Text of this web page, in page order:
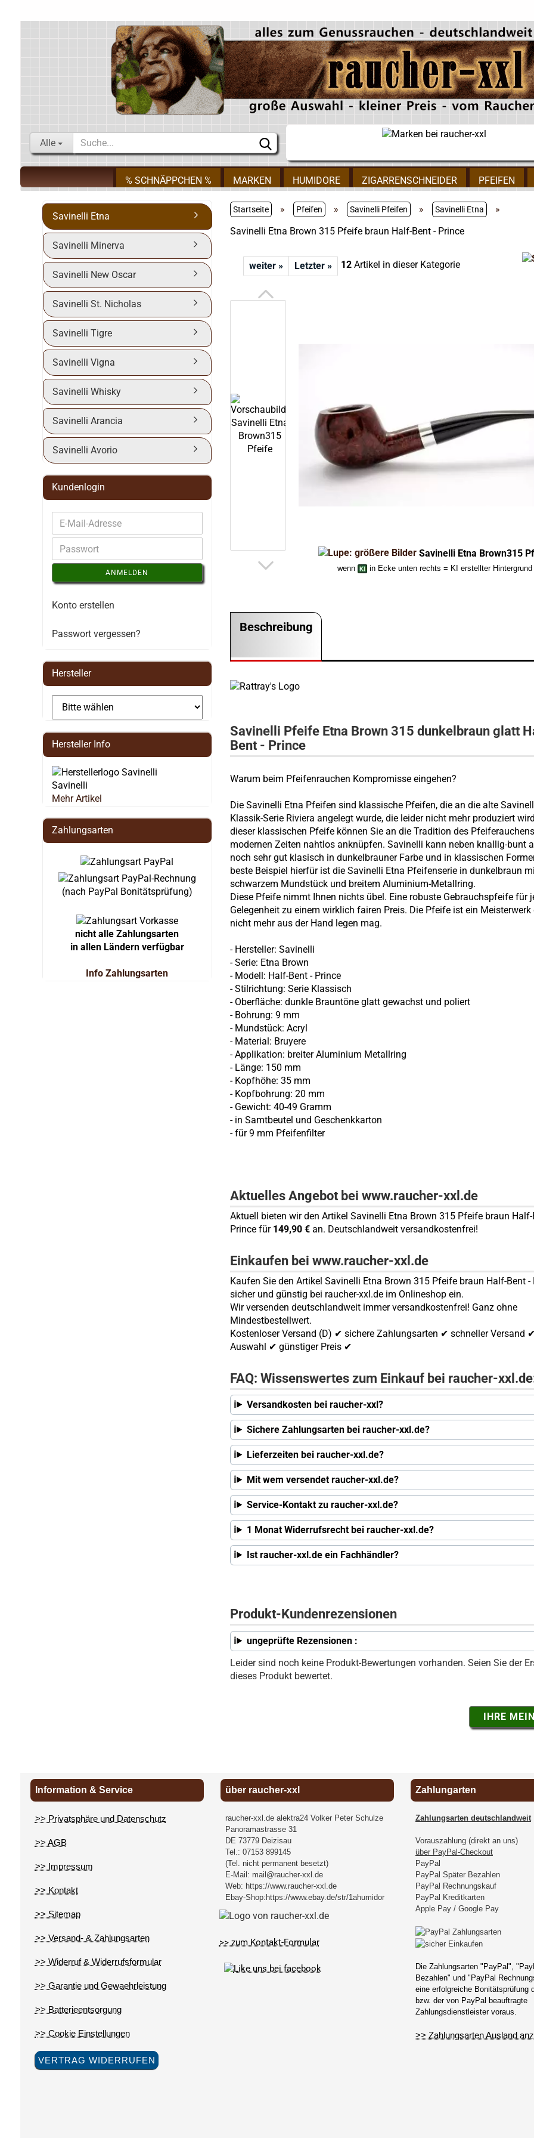
Alle
% SCHNÄPPCHEN % MARKEN HUMIDORE ZIGARRENSCHNEIDER PFEIFEN
Startseite » Pfeifen » Savinelli Pfeifen » Savinelli Etna
»
Savinelli Etna Brown 315 Pfeife braun Half-Bent - Prince
weiter » Letzter » 12 Artikel in dieser Kategorie
Savinelli Etna Brown315
wenn in Ecke unten rechts = KI erstellter Hintergrund
Beschreibung
Savinelli Pfeife Etna Brown 315 dunkelbraun glatt
Bent - Prince
Warum beim Pfeifenrauchen Kompromisse eingehen?
Die Savinelli Etna Pfeifen sind klassische Pfeifen, die an die alte
Klassik-Serie Riviera angelegt wurde, die leider nicht mehr produziert
dieser klassischen Pfeife können Sie an die Tradition des
modernen Zeiten nahtlos anknüpfen. Savinelli kann neben knallig-bunt
noch sehr gut klasisch in dunkelbrauner Farbe und in klassischen
beste Beispiel hierfür ist die Savinelli Etna Pfeifenserie in dunkelbraun
schwarzem Mundstück und breitem Aluminium-Metallring.
Diese Pfeife nimmt Ihnen nichts übel. Eine robuste Gebrauchspfeife für
Gelegenheit zu einem wirklich fairen Preis. Die Pfeife ist ein
nicht mehr aus der Hand legen mag.
- Hersteller:Savinelli
- Serie: Etna Brown
- Modell: Half-Bent - Prince
- Stilrichtung: Serie Klassisch
- Oberfläche: dunkle Brauntöne glatt gewachst und poliert
- Bohrung: 9 mm
- Mundstück: Acryl
- Material: Bruyere
- Applikation: breiter Aluminium Metallring
- Länge: 150 mm
- Kopfhöhe: 35 mm
- Kopfbohrung: 20 mm
- Gewicht: 40-49 Gramm
- in Samtbeutel und Geschenkkarton
- für 9 mm Pfeifenfilter
Aktuelles Angebot bei www.raucher-xxl.de
Aktuell bieten wir den Artikel Savinelli Etna Brown 315 Pfeife braun Half-
Prince für 149,90 € an. Deutschlandweit versandkostenfrei!
Einkaufen bei www.raucher-xxl.de
Kaufen Sie den Artikel Savinelli Etna Brown 315 Pfeife braun Half-Bent -
sicher und günstig bei raucher-xxl.de im Onlineshop ein.
Wir versenden deutschlandweit immer versandkostenfrei! Ganz ohne
Mindestbestellwert.
Kostenloser Versand (D) ✔ sichere Zahlungsarten ✔ schneller Versand
Auswahl ✔ günstiger Preis ✔
FAQ: Wissenswertes zum Einkauf bei raucher-
Versandkosten bei raucher-xxl?
Sichere Zahlungsarten bei raucher-xxl.de?
Lieferzeiten bei raucher-xxl.de?
Mit wem versendet raucher-xxl.de?
Service-Kontakt zu raucher-xxl.de?
1 Monat Widerrufsrecht bei raucher-xxl.de?
Ist raucher-xxl.de ein Fachhändler?
Produkt-Kundenrezensionen
ungeprüfte Rezensionen :
Leider sind noch keine Produkt-Bewertungen vorhanden. Seien Sie der
dieses Produkt bewertet.
IHRE
Savinelli Etna
Savinelli Minerva
Savinelli New Oscar
Savinelli St. Nicholas
Savinelli Tigre
Savinelli Vigna
Savinelli Whisky
Savinelli Arancia
Savinelli Avorio
Kundenlogin
ANMELDEN
Konto erstellen
Passwort vergessen?
Hersteller
Hersteller Info
Savinelli
Mehr Artikel
Zahlungsarten
(nach PayPal Bonitätsprüfung)
nicht alle Zahlungsarten
in allen Ländern verfügbar
Info Zahlungsarten
Information & Service
>> Privatsphäre und Datenschutz
>> AGB
>> Impressum
>> Kontakt
>> Sitemap
>> Versand- & Zahlungsarten
>> Widerruf & Widerrufsformular
>> Garantie und Gewaehrleistung
>> Batterieentsorgung
>> Cookie Einstellungen
VERTRAG WIDERRUFEN
über raucher-xxl
raucher-xxl.de alektra24 Volker Peter Schulze
Panoramastrasse 31
DE 73779 Deizisau
Tel.: 07153 899145
(Tel. nicht permanent besetzt)
E-Mail: mail@raucher-xxl.de
Web: https://www.raucher-xxl.de
Ebay-Shop: https://www.ebay.de/str/1ahumidor
>> zum Kontakt-Formular
Zahlungarten
Zahlungsarten deutschlandweit
Vorauszahlung (direkt an uns)
über PayPal-Checkout
PayPal
PayPal Später Bezahlen
PayPal Rechnungskauf
PayPal Kreditkarten
Apple Pay / Google Pay
Die Zahlungsarten "PayPal",
Bezahlen" und "PayPal
eine erfolgreiche Bonitätsprüfung
bzw. der von PayPal beauftragte
Zahlungsdienstleister voraus.
>> Zahlungsarten Ausland